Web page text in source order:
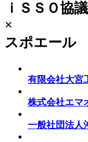
ｉＳＳＯ協
×
スポエール
有限会社大宮
株式会社エマ
一般社団法人